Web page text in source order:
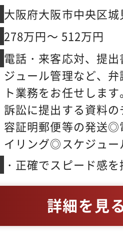
変更手続き（役員変
の整備・改訂・運用
社・監査法人・取引所
大阪府大阪市中央区
下IMPビル地下鉄長堀
ネスパーク駅」4番
線「大阪城公園駅」/
東西線「京橋駅」西
橋駅」片町口/徒歩7分
278万円～ 512万円
電話・来客応対、提
ジュール管理など、
ト業務をお任せしま
訴訟に提出する資料
容証明郵便等の発送
イリング◎スケジュ
の流れ女性スタッフ
して必要な知識や技
士の先生方や、事務
問に思ったことや自
・正確でスピード感
務所での業務経験が
会計事務所も含む）
詳細を見